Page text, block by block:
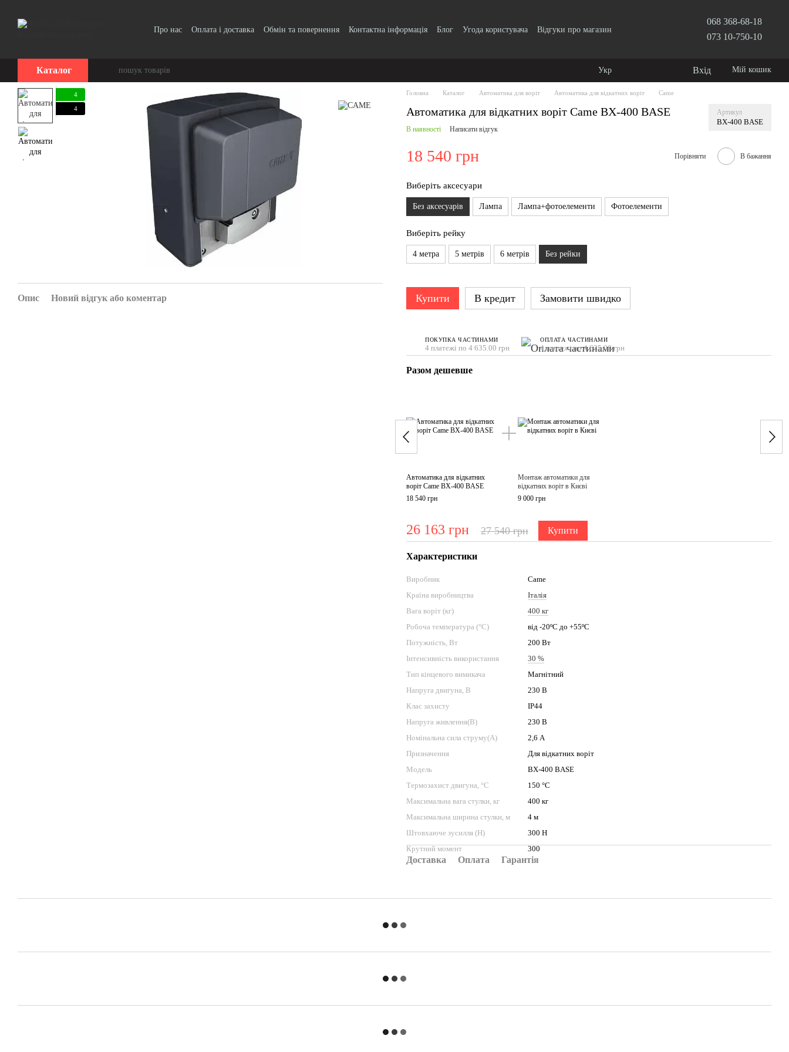
Про нас Оплата і доставка Обмін та повернення Контактна інформація Блог Угода користувача Відгуки про магазин
068 368-68-18
073 10-750-10
Каталог Укр Вхід Мій кошик
4
4
Опис Новий відгук або коментар
Головна Каталог Автоматика для воріт Автоматика для відкатних воріт Came
Автоматика для відкатних воріт Came ВХ-400 BASE Артикул
ВХ-400 BASE
В наявності Написати відгук
18 540 грн Порівняти В бажання
Виберіть аксесуари
Без аксесуарів Лампа Лампа+фотоелементи Фотоелементи
Виберіть рейку
4 метра 5 метрів 6 метрів Без рейки
Купити В кредит Замовити швидко
ПОКУПКА ЧАСТИНАМИ
4 платежі по 4 635.00 грн
ОПЛАТА ЧАСТИНАМИ
4 платежі по 4 635.00 грн
Разом дешевше
Автоматика для відкатних
воріт Came ВХ-400 BASE
18 540 грн
Монтаж автоматики для
відкатних воріт в Києві
9 000 грн
26 163 грн 27 540 грн Купити
Характеристики
Виробник
Came
Країна виробництва
Італія
Вага воріт (кг)
400 кг
Робоча температура (°C)
від -20ºС до +55ºС
Потужність, Вт
200 Вт
Інтенсивність використання
30 %
Тип кінцевого вимикача
Магнітний
Напруга двигуна, В
230 В
Клас захисту
IP44
Напруга живлення(В)
230 В
Номінальна сила струму(А)
2,6 А
Призначення
Для відкатних воріт
Модель
ВХ-400 BASE
Термозахист двигуна, °C
150 °C
Максимальна вага стулки, кг
400 кг
Максимальна ширина стулки, м
4 м
Штовхаюче зусилля (Н)
300 Н
Крутний момент
300
Доставка Оплата Гарантія